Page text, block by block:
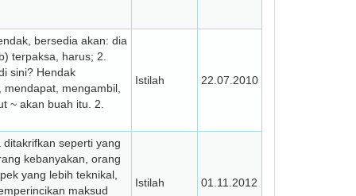
bersedia akan: dia
terpaksa, harus; 2.
sini? Hendak
mengambil,
~ akan buah itu. 2.
Istilah 22.07.2010
ditakrifkan seperti yang
kebanyakan, orang
yang lebih teknikal,
maksud
Istilah 01.11.2012